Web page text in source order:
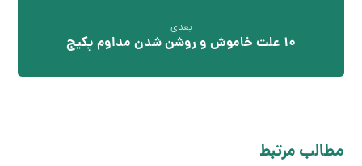
بعدی
۱۰ علت خاموش و روشن شدن مداوم پکیج
مطالب مرتبط